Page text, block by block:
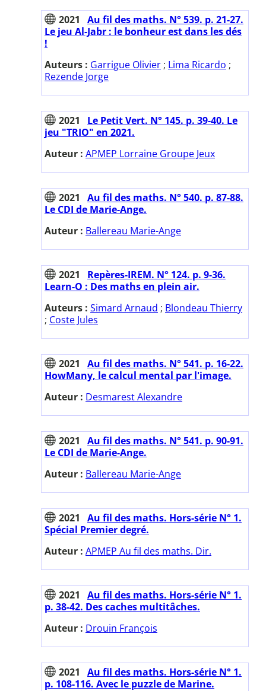
2021
Au fil des maths. N° 539. p. 21-27.
Le jeu Al-Jabr : le bonheur est dans les dés
!
Auteurs : Garrigue Olivier ; Lima Ricardo ;
Rezende Jorge
2021
Le Petit Vert. N° 145. p. 39-40. Le
jeu "TRIO" en 2021.
Auteur : APMEP Lorraine Groupe Jeux
2021
Au fil des maths. N° 540. p. 87-88.
Le CDI de Marie-Ange.
Auteur : Ballereau Marie-Ange
2021
Repères-IREM. N° 124. p. 9-36.
Learn-O : Des maths en plein air.
Auteurs : Simard Arnaud ; Blondeau Thierry
; Coste Jules
2021
Au fil des maths. N° 541. p. 16-22.
HowMany, le calcul mental par l'image.
Auteur : Desmarest Alexandre
2021
Au fil des maths. N° 541. p. 90-91.
Le CDI de Marie-Ange.
Auteur : Ballereau Marie-Ange
2021
Au fil des maths. Hors-série N° 1.
Spécial Premier degré.
Auteur : APMEP Au fil des maths. Dir.
2021
Au fil des maths. Hors-série N° 1.
p. 38-42. Des caches multitâches.
Auteur : Drouin François
2021
Au fil des maths. Hors-série N° 1.
p. 108-116. Avec le puzzle de Marine.